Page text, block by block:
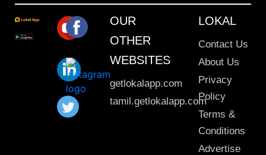
OUR
OTHER
WEBSITES
getlokalapp.com
tamil.getlokalapp.com
LOKAL
Contact Us
About Us
Privacy
Policy
Terms &
Conditions
Advertise